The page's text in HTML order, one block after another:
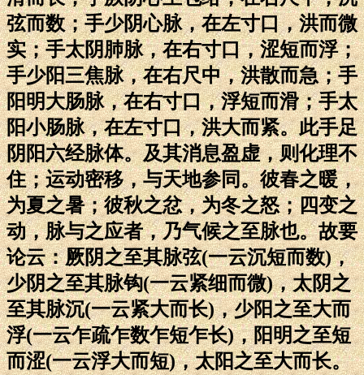
弦而数；手少阴心脉，在左寸口，洪而微
实；手太阴肺脉，在右寸口，涩短而浮；
手少阳三焦脉，在右尺中，洪散而急；手
阳明大肠脉，在右寸口，浮短而滑；手太
阳小肠脉，在左寸口，洪大而紧。此手足
阴阳六经脉体。及其消息盈虚，则化理不
住；运动密移，与天地参同。彼春之暖，
为夏之暑；彼秋之忿，为冬之怒；四变之
动，脉与之应者，乃气候之至脉也。故要
论云：厥阴之至其脉弦(一云沉短而数)，
少阴之至其脉钩(一云紧细而微)，太阴之
至其脉沉(一云紧大而长)，少阳之至大而
浮(一云乍疏乍数乍短乍长)，阳明之至短
而涩(一云浮大而短)，太阳之至大而长。